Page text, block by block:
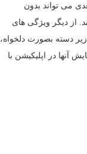
می تواند بدون
از دیگر ویژگی های
دسته بصورت دلخواه،
آنها در اپلیکیشن با